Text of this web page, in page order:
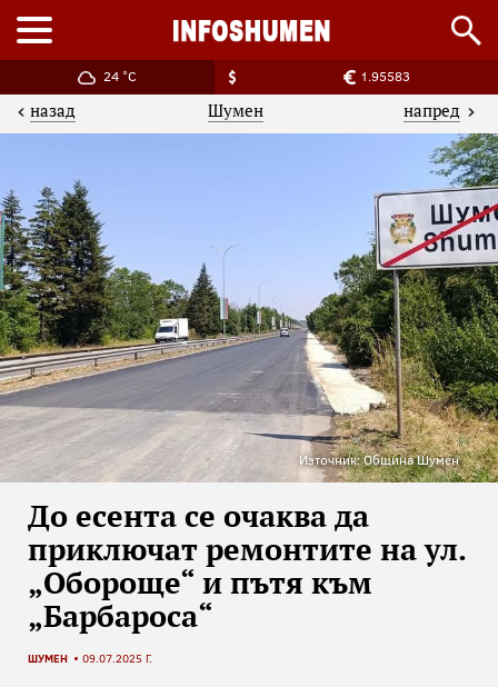
24 °C 1.95583
назад Шумен напред
Източник: Община Шумен
До есента се очаква да
приключат ремонтите на ул.
„Обороще“ и пътя към
„Барбароса“
ШУМЕН 09.07.2025 Г.